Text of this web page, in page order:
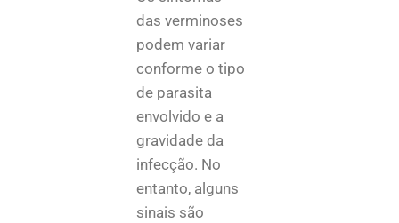
das verminoses
podem variar
conforme o tipo
de parasita
envolvido e a
gravidade da
infecção. No
entanto, alguns
sinais são